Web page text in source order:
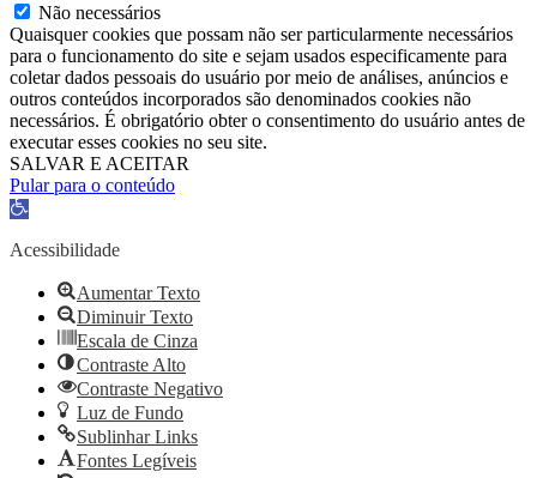
Não necessários
Quaisquer cookies que possam não ser particularmente necessários
para o funcionamento do site e sejam usados ​​especificamente para
coletar dados pessoais do usuário por meio de análises, anúncios e
outros conteúdos incorporados são denominados cookies não
necessários. É obrigatório obter o consentimento do usuário antes de
executar esses cookies no seu site.
SALVAR E ACEITAR
Pular para o conteúdo
Barra
Ferramentas
Acessibilidade
Aumentar Texto
Diminuir Texto
Escala de Cinza
Contraste Alto
Contraste Negativo
Luz de Fundo
Sublinhar Links
Fontes Legíveis